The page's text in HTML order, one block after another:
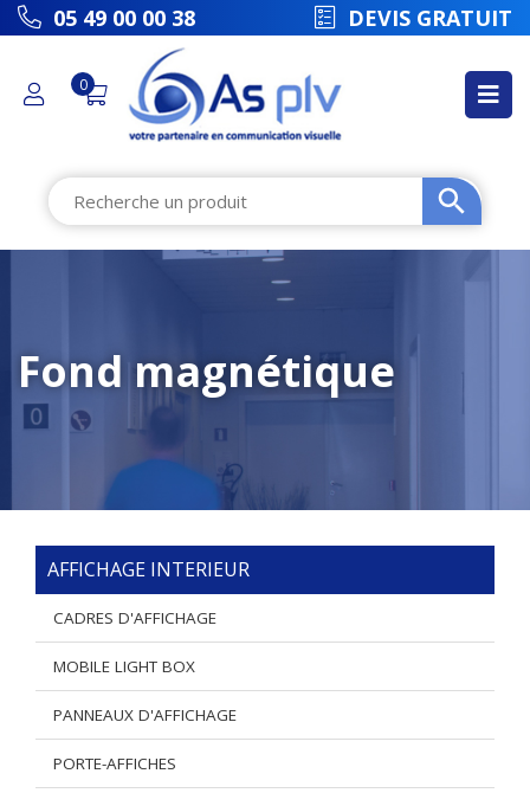
picto 05 49 00 00 38 DEVIS GRATUIT
0
Fond magnétique
AFFICHAGE INTERIEUR
CADRES D'AFFICHAGE
MOBILE LIGHT BOX
PANNEAUX D'AFFICHAGE
PORTE-AFFICHES